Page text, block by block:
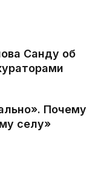
Санду об
Почему
селу»